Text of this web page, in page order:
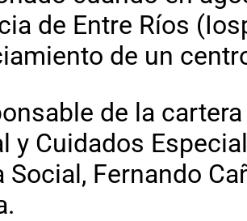
de Entre Ríos
de un
de la
y Cuidados
Social, Fernando